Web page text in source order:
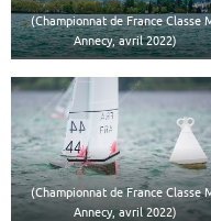
(Championnat de France Classe
Annecy, avril 2022)
(Championnat de France Classe
Annecy, avril 2022)